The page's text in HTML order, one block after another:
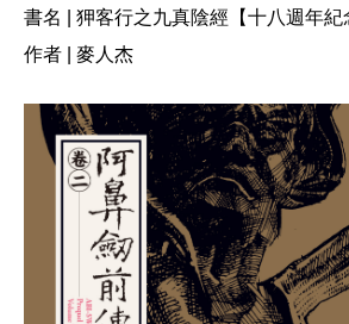
書名 | 狎客行之九真陰經【十八週年紀
作者 | 麥人杰